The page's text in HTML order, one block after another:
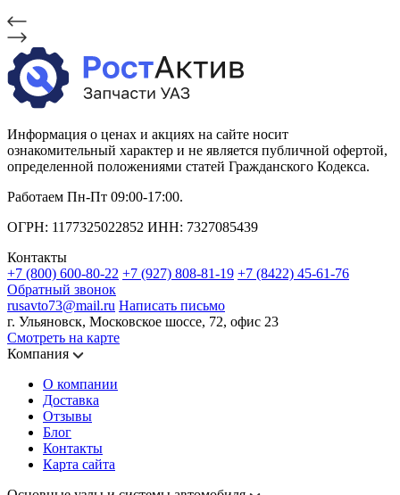
Информация о ценах и акциях на сайте носит
ознакомительный характер и не является публичной офертой,
определенной положениями статей Гражданского Кодекса.
Работаем Пн-Пт 09:00-17:00.
ОГРН: 1177325022852 ИНН: 7327085439
Контакты
+7 (800) 600-80-22 +7 (927) 808-81-19 +7 (8422) 45-61-76
Обратный звонок
rusavto73@mail.ru Написать письмо
г. Ульяновск, Московское шоссе, 72, офис 23
Смотреть на карте
Компания
О компании
Доставка
Отзывы
Блог
Контакты
Карта сайта